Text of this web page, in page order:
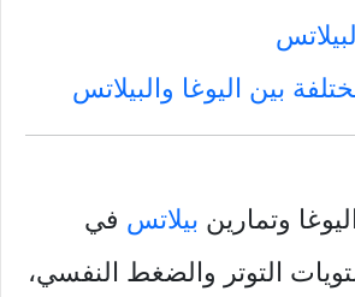
بين اليوغا والبيلاتس
وتمارين بيلاتس في
التوتر والضغط النفسي،